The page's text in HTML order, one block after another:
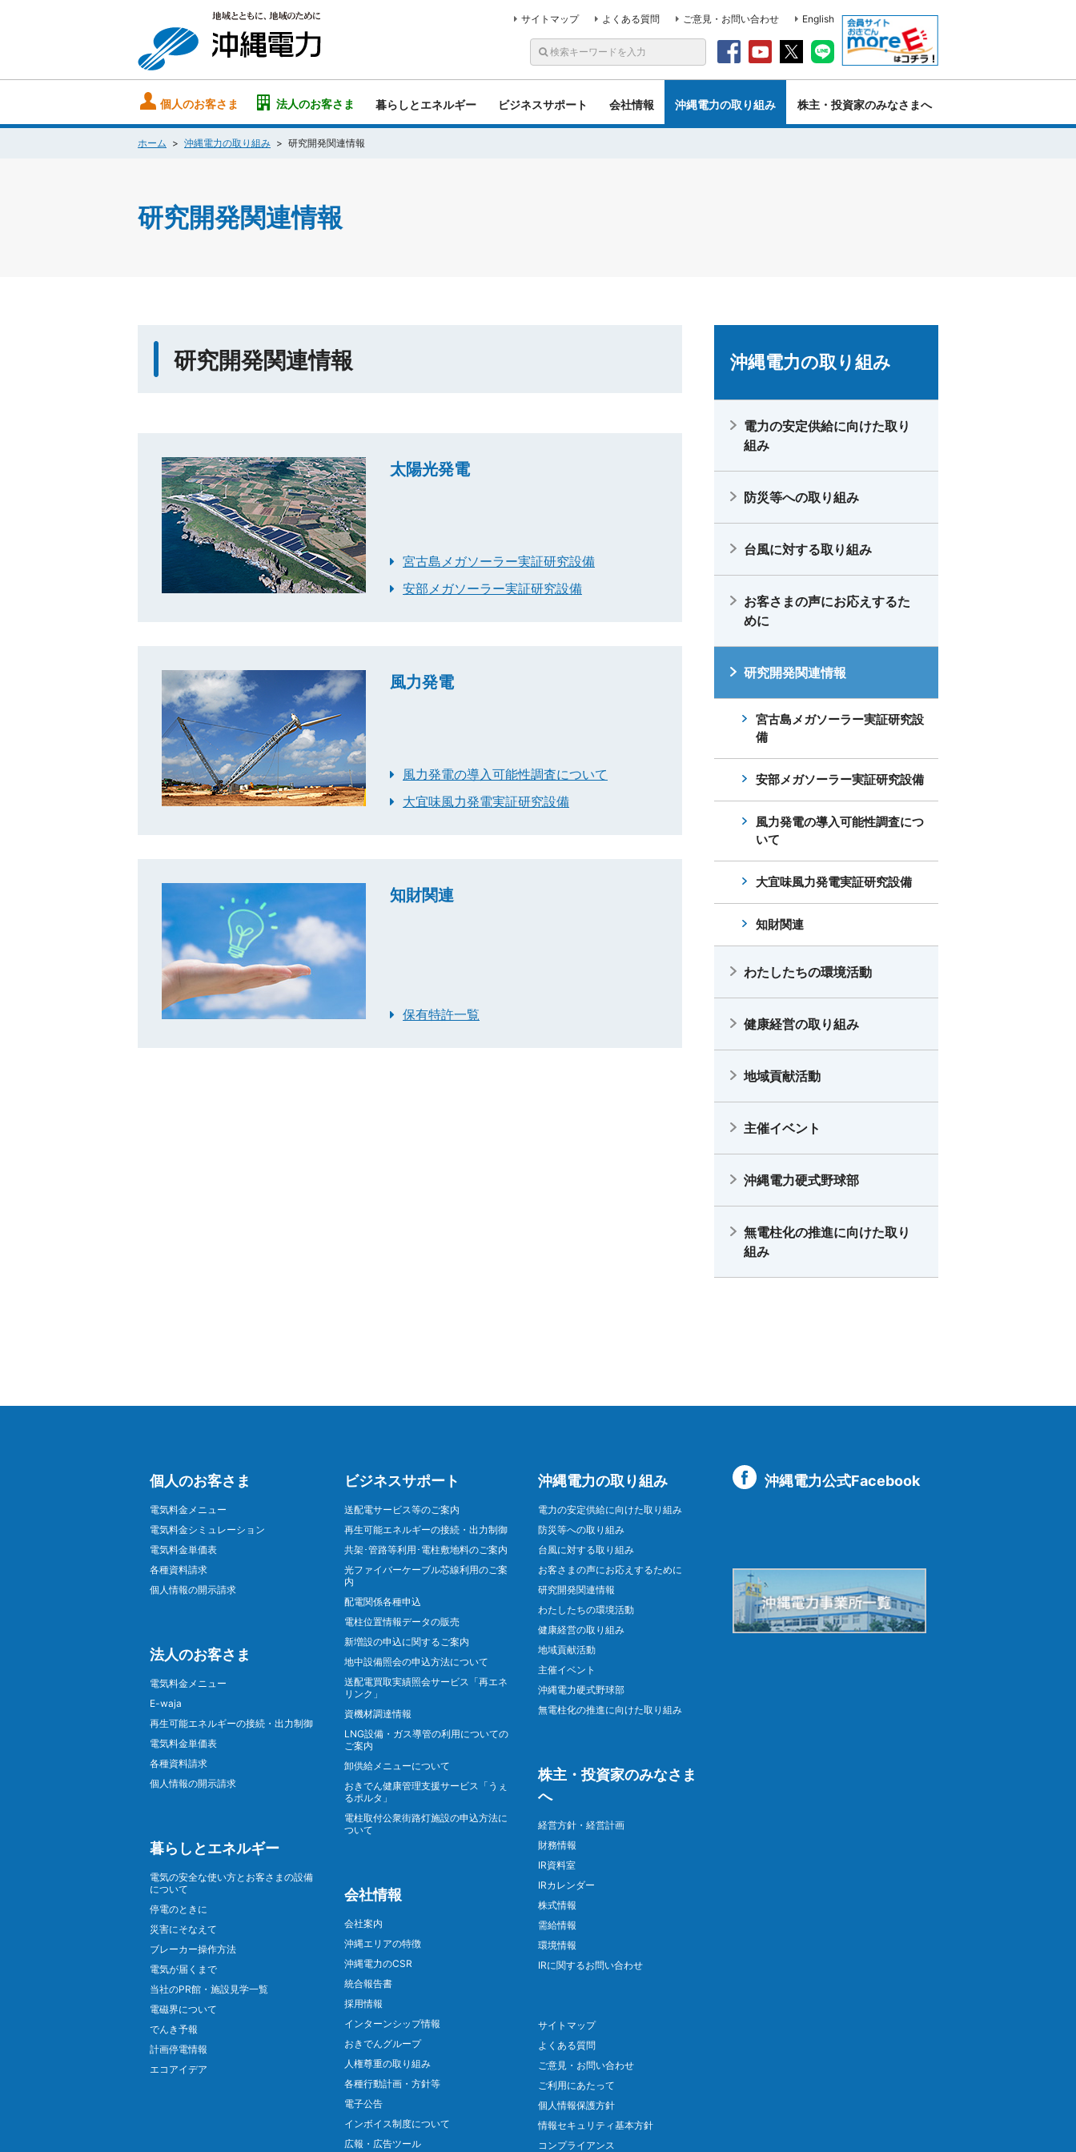
サイトマップ よくある質問 ご意見・お問い合わせ English
個人のお客さま 法人のお客さま 暮らしとエネルギー ビジネスサポート 会社情報 沖縄電力の取り組み 株主・投資家のみなさまへ
ホーム 沖縄電力の取り組み 研究開発関連情報
研究開発関連情報
研究開発関連情報
太陽光発電
宮古島メガソーラー実証研究設備
安部メガソーラー実証研究設備
風力発電
風力発電の導入可能性調査について
大宜味風力発電実証研究設備
知財関連
保有特許一覧
沖縄電力の取り組み
電力の安定供給に向けた取り
組み
防災等への取り組み
台風に対する取り組み
お客さまの声にお応えするた
めに
研究開発関連情報
宮古島メガソーラー実証研究設
備
安部メガソーラー実証研究設備
風力発電の導入可能性調査につ
いて
大宜味風力発電実証研究設備
知財関連
わたしたちの環境活動
健康経営の取り組み
地域貢献活動
主催イベント
沖縄電力硬式野球部
無電柱化の推進に向けた取り
組み
個人のお客さま
電気料金メニュー
電気料金シミュレーション
電気料金単価表
各種資料請求
個人情報の開示請求
法人のお客さま
電気料金メニュー
E-waja
再生可能エネルギーの接続・出力制御
電気料金単価表
各種資料請求
個人情報の開示請求
暮らしとエネルギー
電気の安全な使い方とお客さまの設備
について
停電のときに
災害にそなえて
ブレーカー操作方法
電気が届くまで
当社のPR館・施設見学一覧
電磁界について
でんき予報
計画停電情報
エコアイデア
ビジネスサポート
送配電サービス等のご案内
再生可能エネルギーの接続・出力制御
共架･管路等利用･電柱敷地料のご案内
光ファイバーケーブル芯線利用のご案
内
配電関係各種申込
電柱位置情報データの販売
新増設の申込に関するご案内
地中設備照会の申込方法について
送配電買取実績照会サービス「再エネ
リンク」
資機材調達情報
LNG設備・ガス導管の利用についての
ご案内
卸供給メニューについて
おきでん健康管理支援サービス「うぇ
るポルタ」
電柱取付公衆街路灯施設の申込方法に
ついて
会社情報
会社案内
沖縄エリアの特徴
沖縄電力のCSR
統合報告書
採用情報
インターンシップ情報
おきでんグループ
人権尊重の取り組み
各種行動計画・方針等
電子公告
インボイス制度について
広報・広告ツール
沖縄電力の取り組み
電力の安定供給に向けた取り組み
防災等への取り組み
台風に対する取り組み
お客さまの声にお応えするために
研究開発関連情報
わたしたちの環境活動
健康経営の取り組み
地域貢献活動
主催イベント
沖縄電力硬式野球部
無電柱化の推進に向けた取り組み
株主・投資家のみなさま
へ
経営方針・経営計画
財務情報
IR資料室
IRカレンダー
株式情報
需給情報
環境情報
IRに関するお問い合わせ
サイトマップ
よくある質問
ご意見・お問い合わせ
ご利用にあたって
個人情報保護方針
情報セキュリティ基本方針
コンプライアンス
沖縄電力公式Facebook